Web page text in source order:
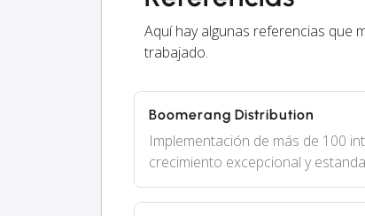
Aquí hay algunas referencias que
trabajado.
Boomerang Distribution
Implementación de más de 100
crecimiento excepcional y